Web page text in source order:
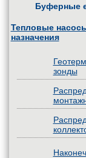
Буферные
Тепловые
назначения
зонды